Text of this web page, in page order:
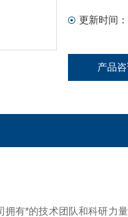
更新时间：
产品
拥有*的技术团队和科研力